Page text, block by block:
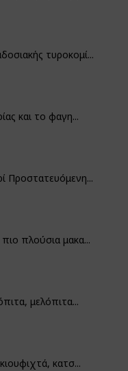
τυροκομί...
και το φαγη...
Προστατευόμενη...
πλούσια μακα...
μελόπιτα...
κατσ...